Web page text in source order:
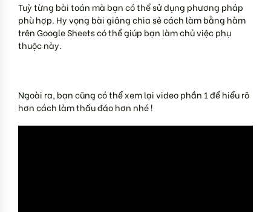
Tuỳ từng bài toán mà bạn có thể sử dụng phương pháp
phù hợp. Hy vọng bài giảng chia sẻ cách làm bằng hàm
trên Google Sheets có thể giúp bạn làm chủ việc phụ
thuộc này.
Ngoài ra, bạn cũng có thể xem lại video phần 1 để hiểu rõ
hơn cách làm thấu đáo hơn nhé !